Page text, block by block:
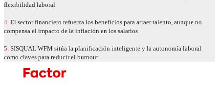
flexibilidad laboral
4. El sector financiero refuerza los beneficios para atraer talento, aunque no
compensa el impacto de la inflación en los salarios
5. SISQUAL WFM sitúa la planificación inteligente y la autonomía laboral
como claves para reducir el burnout